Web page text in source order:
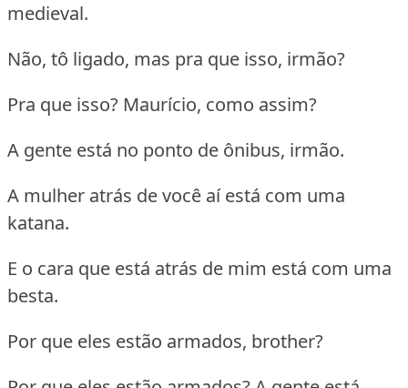
medieval.
Não, tô ligado, mas pra que isso, irmão?
Pra que isso? Maurício, como assim?
A gente está no ponto de ônibus, irmão.
A mulher atrás de você aí está com uma
katana.
E o cara que está atrás de mim está com uma
besta.
Por que eles estão armados, brother?